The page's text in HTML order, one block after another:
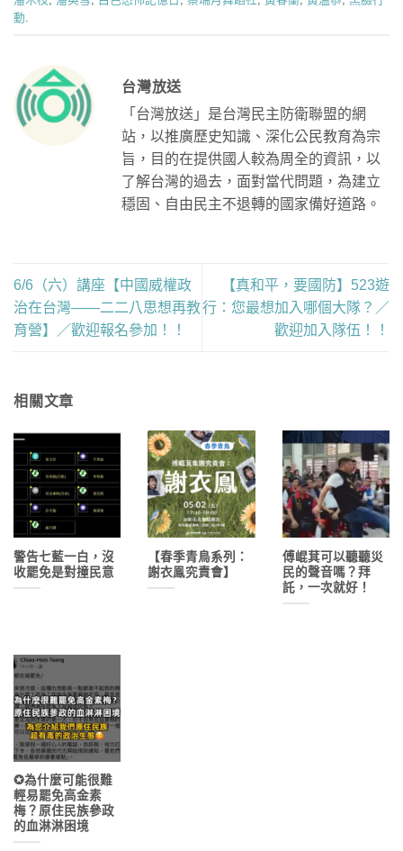
動.
台灣放送
「台灣放送」是台灣民主防衛聯盟的網
站，以推廣歷史知識、深化公民教育為宗
旨，目的在提供國人較為周全的資訊，以
了解台灣的過去，面對當代問題，為建立
穩固、自由民主不退轉的國家備好道路。
6/6（六）講座【中國威權政
治在台灣——二二八思想再教
育營】／歡迎報名參加！！
【真和平，要國防】523遊
行：您最想加入哪個大隊？／
歡迎加入隊伍！！
相關文章
警告七藍一白，沒
收罷免是對撞民意
【春季青鳥系列：
謝衣鳯究責會】
傅崐萁可以聽聽災
民的聲音嗎？拜
託，一次就好！
✪為什麼可能很難
輕易罷免高金素
梅？原住民族參政
的血淋淋困境